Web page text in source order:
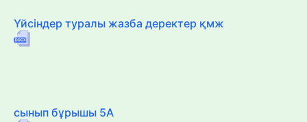
Үйсіндер туралы жазба деректер қмж
сынып бұрышы 5А